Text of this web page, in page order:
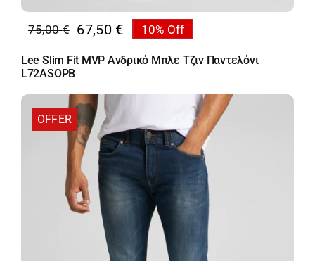
75,00€
Original
price
was:
67,50 €
Η
τρέχουσα
τιμή
67,50 €.
10% Off
Lee Slim Fit MVP Ανδρικό Μπλε Τζιν Παντελόνι
L72ASOPB
OFFER